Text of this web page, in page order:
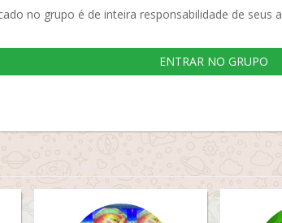
no grupo é de inteira responsabilidade de seus
ENTRAR NO GRUPO